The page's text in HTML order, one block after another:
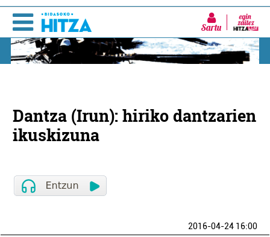
Sartu
Dantza (Irun): hiriko dantzarien
ikuskizuna
2016-04-24 16:00